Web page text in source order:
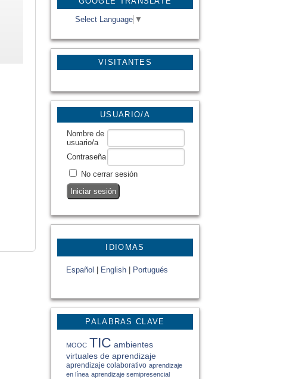
Select Language ▼
VISITANTES
USUARIO/A
Nombre de
usuario/a
Contraseña
No cerrar sesión
IDIOMAS
Español English Portugués
PALABRAS CLAVE
MOOC TIC ambientes
virtuales de aprendizaje
aprendizaje colaborativo aprendizaje
en línea aprendizaje semipresencial